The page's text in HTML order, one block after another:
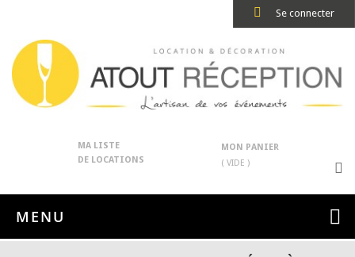
Se connecter
MA LISTE
DE LOCATIONS
MON PANIER
( VIDE )
MENU